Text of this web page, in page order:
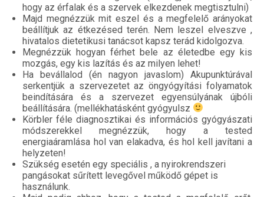
hogy az érfalak és a szervek elkezdenek megtisztulni)
Majd megnézzük mit eszel és a megfelelő arányokat
beállítjuk az étkezésed terén. Nem leszel elveszve ,
hivatalos dietetikusi tanácsot kapsz terád kidolgozva.
Megnézzük hogyan férhet bele az életedbe egy kis
mozgás, egy kis lazítás és az milyen lehet!
Ha bevállalod (én nagyon javaslom) Akupunktúrával
serkentjük a szervezetet az öngyógyítási folyamatok
beindítására és a szervezet egyensúlyának újbóli
beállítására. (mellékhatásként gyógyulsz
Körbler féle diagnosztikai és információs gyógyászati
módszerekkel megnézzük, hogy a tested
energiaáramlása hol van elakadva, és hol kell javítani a
helyzeten!
Szükség esetén egy speciális , a nyirokrendszeri
pangásokat sűrített levegővel működő gépet is
használunk.